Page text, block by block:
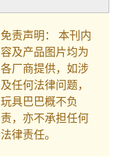
免责声明： 本刊内
容及产品图片均为
各厂商提供，如涉
及任何法律问题，
玩具巴巴概不负
责，亦不承担任何
法律责任。